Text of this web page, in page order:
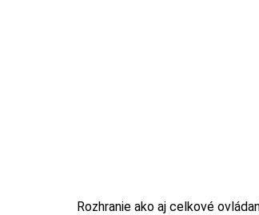
Rozhranie ako aj celkové